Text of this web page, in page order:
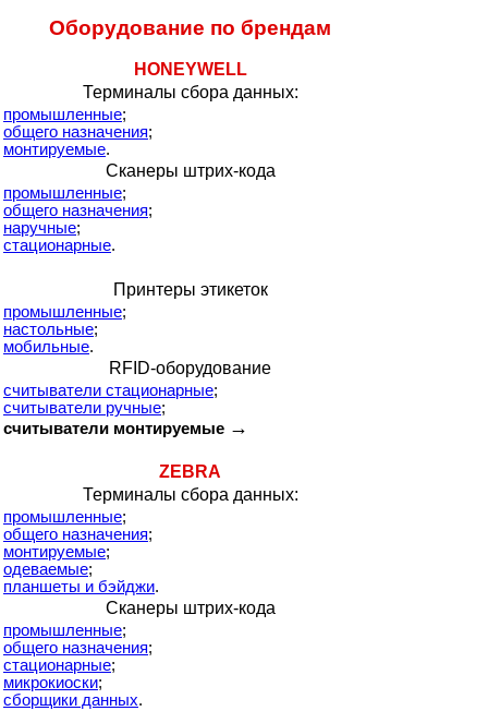
Оборудование по брендам
HONEYWELL
Терминалы сбора данных:
промышленные;
общего назначения;
монтируемые.
Сканеры штрих-кода
промышленные;
общего назначения;
наручные;
стационарные.
Принтеры этикеток
промышленные;
настольные;
мобильные.
RFID-оборудование
считыватели стационарные;
считыватели ручные;
считыватели монтируемые →
ZEBRA
Терминалы сбора данных:
промышленные;
общего назначения;
монтируемые;
одеваемые;
планшеты и бэйджи.
Сканеры штрих-кода
промышленные;
общего назначения;
стационарные;
микрокиоски;
сборщики данных.